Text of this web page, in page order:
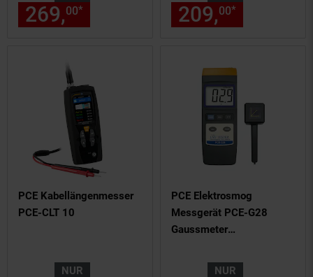
269,00* € Sternchen
209,00*
PCE Kabellängenmesser
PCE-CLT 10
NUR
PCE Elektrosmog
Messgerät PCE-G28
Gaussmeter
NUR